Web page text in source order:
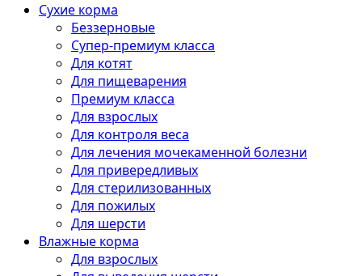
Сухие корма
Беззерновые
Супер-премиум класса
Для котят
Для пищеварения
Премиум класса
Для взрослых
Для контроля веса
Для лечения мочекаменной болезни
Для привередливых
Для стерилизованных
Для пожилых
Для шерсти
Влажные корма
Для взрослых